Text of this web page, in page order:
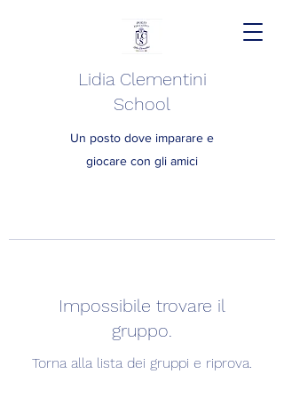
Lidia Clementini
School
Un posto dove imparare e
giocare con gli amici
Impossibile trovare il
gruppo.
Torna alla lista dei gruppi e riprova.